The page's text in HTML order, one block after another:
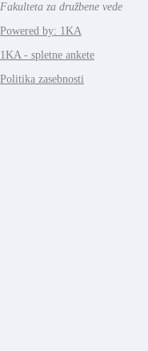
Fakulteta za družbene vede
Powered by: 1KA
1KA - spletne ankete
Politika zasebnosti